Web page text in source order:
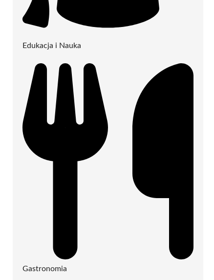
Edukacja i Nauka
Gastronomia